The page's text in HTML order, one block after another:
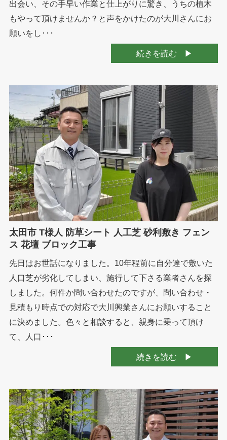
出会い、その手早い作業と仕上がりに驚き、うちの植木
もやって頂けませんか？と声をかけたのが大川さんにお
願いをし･･･
続きを読む
太田市 T様人 防草シート 人工芝 砂利敷き フェン
ス 花壇 ブロック工事
先日はお世話になりました。10年程前に自分達で敷いた
人口芝が劣化してしまい、施行して下さる業者さんを探
しました。何件か問い合わせたのですが、問い合わせ・
見積もり時点での対応で大川興業さんにお願いすること
に決めました。色々と相談すると、親身に乗って頂け
て、人口･･･
続きを読む